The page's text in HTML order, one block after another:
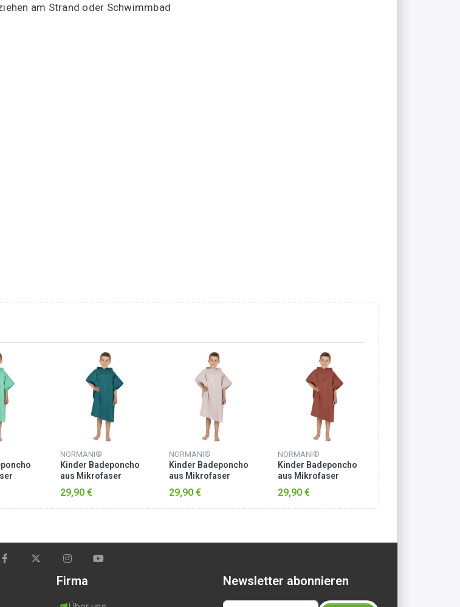
am Strand oder Schwimmbad
NORMANI®
Kinder Badeponcho
aus Mikrofaser
„Manati“ Petrol
29,90 €
NORMANI®
Kinder Badeponcho
aus Mikrofaser
„Manati“ Rosa
29,90 €
NORMANI®
Kinder Badeponcho
aus Mikrofaser
„Manati“ Rot
29,90 €
Firma Newsletter abonnieren